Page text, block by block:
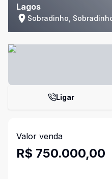
Lagos
Sobradinho,
Ligar
Valor venda
R$ 750.000,00